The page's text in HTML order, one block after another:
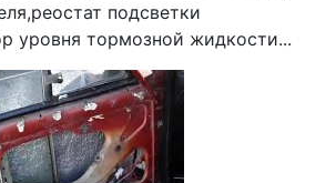
подсветки
уровня тормозной жидкости...